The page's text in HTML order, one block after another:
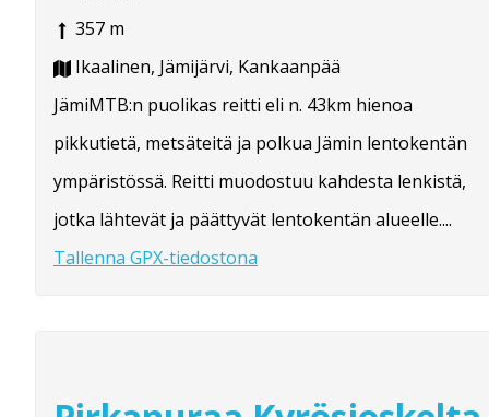
357 m
Ikaalinen, Jämijärvi, Kankaanpää
JämiMTB:n puolikas reitti eli n. 43km hienoa
pikkutietä, metsäteitä ja polkua Jämin lentokentän
ympäristössä. Reitti muodostuu kahdesta lenkistä,
jotka lähtevät ja päättyvät lentokentän alueelle....
Tallenna GPX-tiedostona